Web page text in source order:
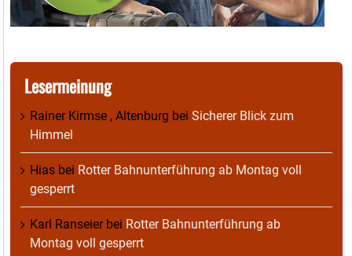
Lesermeinung
Rainer Kirmse , Altenburg bei Sicherer Blick zum
Himmel
Hias bei Rotter Bahnunterführung ab Montag voll
gesperrt
Karl Ranseierbei Rotter Bahnunterführung ab
Montag voll gesperrt